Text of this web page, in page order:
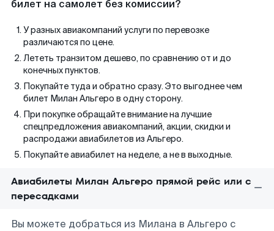
билет на самолет без комиссии?
У разных авиакомпаний услуги по перевозке
различаются по цене.
Лететь транзитом дешево, по сравнению от и до
конечных пунктов.
Покупайте туда и обратно сразу. Это выгоднее чем
билет Милан Альгеро в одну сторону.
При покупке обращайте внимание на лучшие
спецпредложения авиакомпаний, акции, скидки и
распродажи авиабилетов из Альгеро.
Покупайте авиабилет на неделе, а не в выходные.
Авиабилеты Милан Альгеро прямой рейс или с
пересадками
Вы можете добраться из Милана в Альгеро с